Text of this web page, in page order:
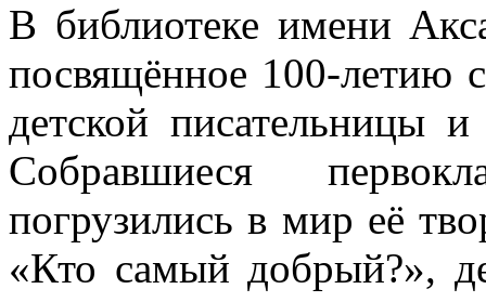
В библиотеке имени
посвящённое 100-летию
детской писательницы
Собравшиеся
погрузились в мир её
«Кто самый добрый?»,